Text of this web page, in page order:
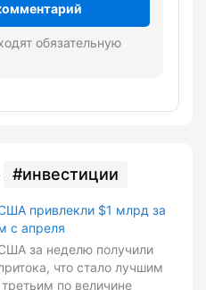
обязательную
инвестиции
привлекли $1 млрд за
с апреля
за неделю получили
что стало лучшим
по величине